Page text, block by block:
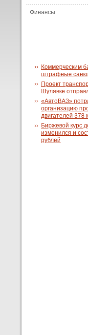
Финансы
Коммерческим
штрафные
Проект
Шулявке
«АвтоВАЗ»
организацию
двигателей 378
Биржевой курс
изменился и
рублей